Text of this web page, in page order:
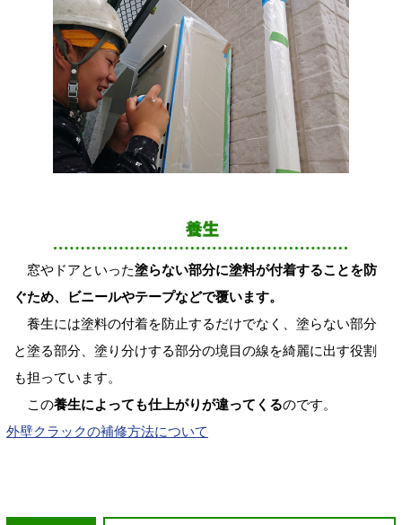
窓やドアといった塗らない部分に塗料が付着することを防
ぐため、ビニールやテープなどで覆います。
養生には塗料の付着を防止するだけでなく、塗らない部分
と塗る部分、塗り分けする部分の境目の線を綺麗に出す役割
も担っています。
この養生によっても仕上がりが違ってくるのです。
外壁クラックの補修方法について